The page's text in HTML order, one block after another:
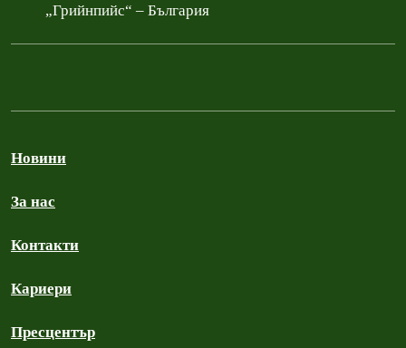
„Грийнпийс“ – България
Новини
За нас
Контакти
Кариери
Пресцентър